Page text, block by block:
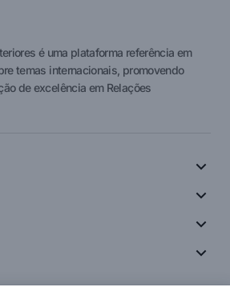
é uma plataforma referência em
temas internacionais, promovendo
de excelência em Relações